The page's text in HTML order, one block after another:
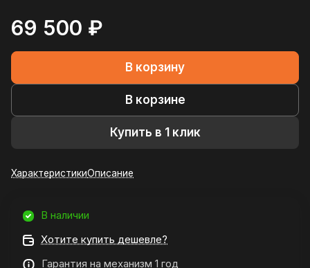
69 500 ₽
В корзину
В корзине
Купить в 1 клик
ХарактеристикиОписание
В наличии
Хотите купить дешевле?
Гарантия на механизм 1 год